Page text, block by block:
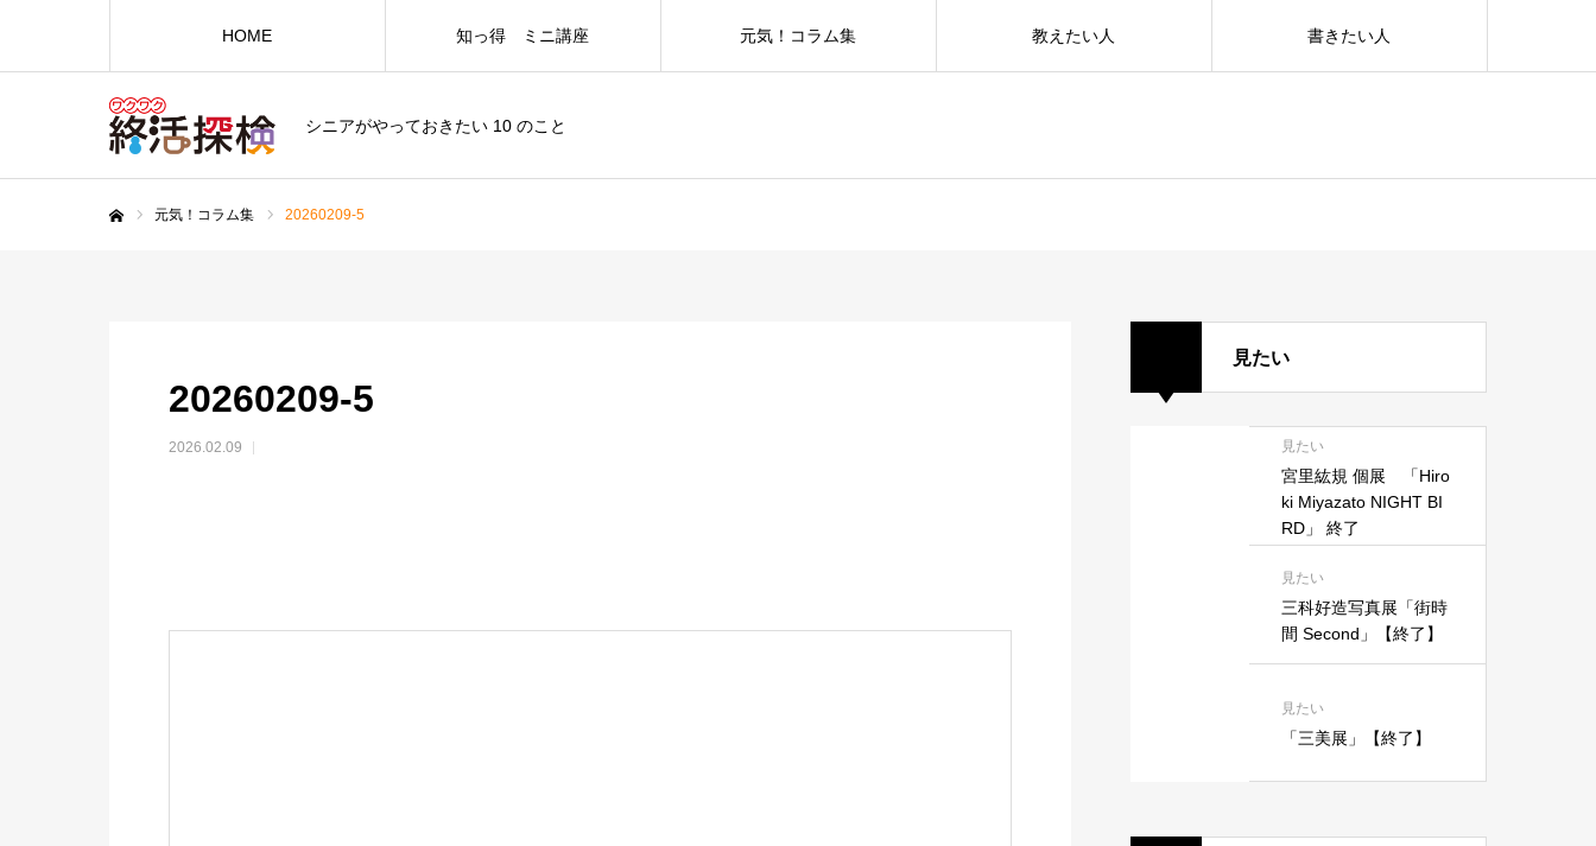
シニアがやっておきたい 10 のこと
HOME 知っ得 ミニ講座 元気！コラム集 教えたい人 書きたい人
元気！コラム集 20260209-5
20260209-5
2026.02.09
見たい
見たい
宮里紘規 個展 「Hiro
ki Miyazato NIGHT BI
RD」 終了
見たい
三科好造写真展「街時
間 Second」【終了】
見たい
「三美展」【終了】